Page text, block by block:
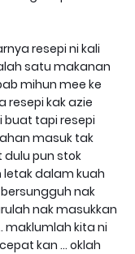
resepi ni kali
satu makanan
mihun mee ke
resepi kak azie
buat tapi resepi
masuk tak
pun stok
dalam kuah
nak
nak masukkan
maklumlah kita ni
kan ... oklah